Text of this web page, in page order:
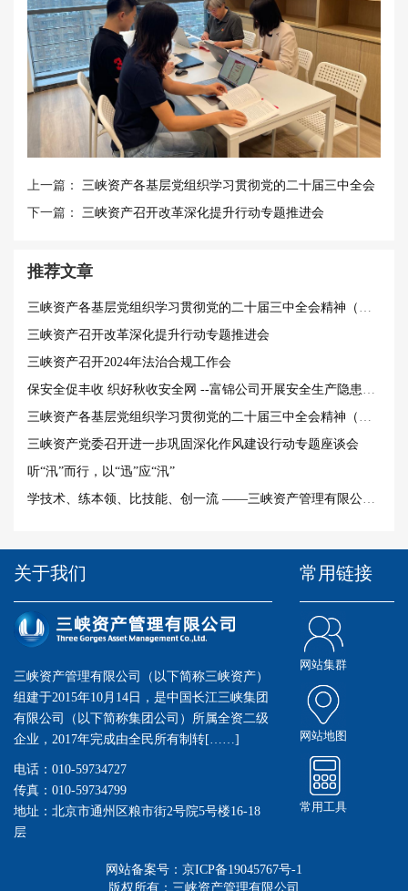
上一篇： 三峡资产各基层党组织学习贯彻党的二十届三中全会
精神（三）
下一篇： 三峡资产召开改革深化提升行动专题推进会
推荐文章
三峡资产召开改革深化提升行动专题推进会
三峡资产召开2024年法治合规工作会
三峡资产党委召开进一步巩固深化作风建设行动专题座谈会
听“汛”而行，以“迅”应“汛”
关于我们
三峡资产管理有限公司（以下简称三峡资产）
组建于2015年10月14日，是中国长江三峡集团
有限公司（以下简称集团公司）所属全资二级
企业，2017年完成由全民所有制转[……]
电话：010-59734727
传真：010-59734799
地址：北京市通州区粮市街2号院5号楼16-18
层
常用链接
网站集群
网站地图
常用工具
网站备案号：京ICP备19045767号-1
版权所有：三峡资产管理有限公司